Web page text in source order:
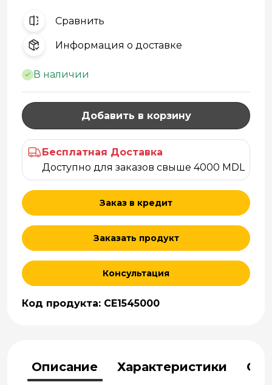
Cравнить
Информация о доставке
В наличии
Добавить в корзину
Бесплатная Доставка
Доступно для заказов свыше 4000 MDL
Заказ в кредит
Заказать продукт
Консультация
Код продукта: CE1545000
Описание Характеристики